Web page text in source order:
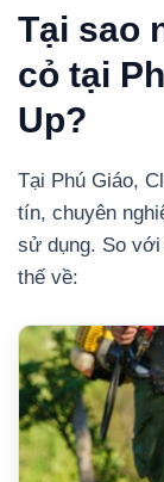
Tại sao
cỏ tại
Up?
Tại Phú Giáo,
tín, chuyên
sử dụng. So
thế về: